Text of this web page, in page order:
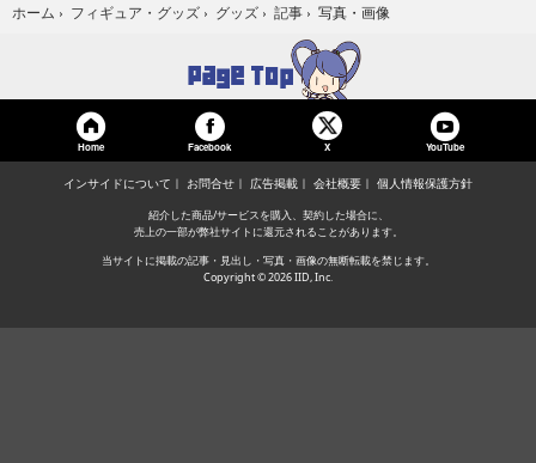
ホーム › フィギュア・グッズ › グッズ › 記事 › 写真・画像
Home Facebook X YouTube
インサイドについて お問合せ 広告掲載 会社概要 個人情報保護方針
紹介した商品/サービスを購入、契約した場合に、
売上の一部が弊社サイトに還元されることがあります。
当サイトに掲載の記事・見出し・写真・画像の無断転載を禁じます。
Copyright © 2026 IID, Inc.